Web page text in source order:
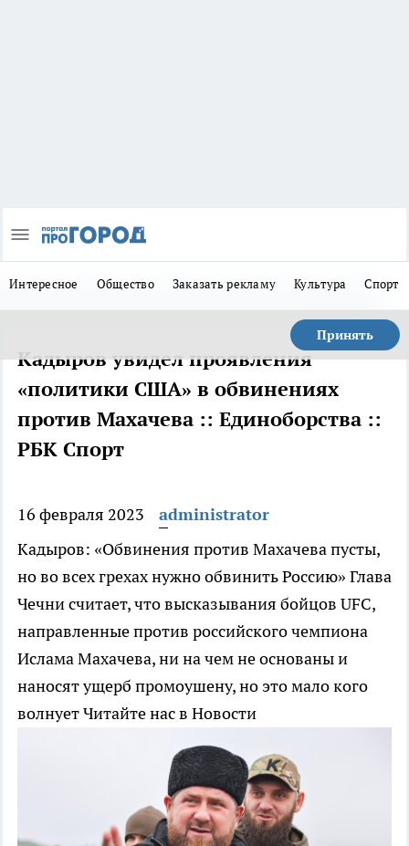
Интересное Общество Заказать рекламу Культура Спорт
Принять
Кадыров увидел проявления
«политики США» в обвинениях
против Махачева :: Единоборства ::
РБК Спорт
16 февраля 2023
administrator
Кадыров: «Обвинения против Махачева пусты,
но во всех грехах нужно обвинить Россию» Глава
Чечни считает, что высказывания бойцов UFC,
направленные против российского чемпиона
Ислама Махачева, ни на чем не основаны и
наносят ущерб промоушену, но это мало кого
волнуетЧитайте нас в Новости